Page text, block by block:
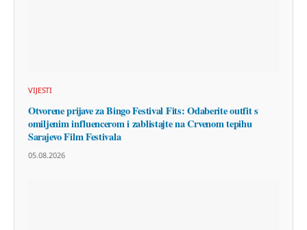
VIJESTI
Otvorene prijave za Bingo Festival Fits: Odaberite outfit s
omiljenim influencerom i zablistajte na Crvenom tepihu
Sarajevo Film Festivala
05.08.2026